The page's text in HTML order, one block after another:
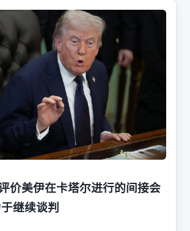
价美伊在卡塔尔进行的间接会
继续谈判